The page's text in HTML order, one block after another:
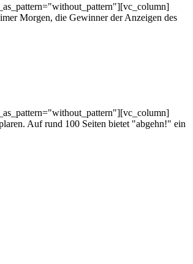
Morgen, die Gewinner der Anzeigen des
Auf rund 100 Seiten bietet "abgehn!" ein